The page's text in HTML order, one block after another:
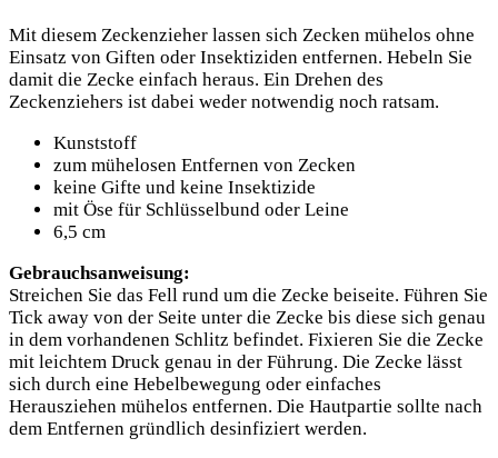
Mit diesem Zeckenzieher lassen sich Zecken mühelos ohne
Einsatz von Giften oder Insektiziden entfernen. Hebeln Sie
damit die Zecke einfach heraus. Ein Drehen des
Zeckenziehers ist dabei weder notwendig noch ratsam.
Kunststoff
zum mühelosen Entfernen von Zecken
keine Gifte und keine Insektizide
mit Öse für Schlüsselbund oder Leine
6,5 cm
Gebrauchsanweisung:
Streichen Sie das Fell rund um die Zecke beiseite. Führen Sie
Tick away von der Seite unter die Zecke bis diese sich genau
in dem vorhandenen Schlitz befindet. Fixieren Sie die Zecke
mit leichtem Druck genau in der Führung. Die Zecke lässt
sich durch eine Hebelbewegung oder einfaches
Herausziehen mühelos entfernen. Die Hautpartie sollte nach
dem Entfernen gründlich desinfiziert werden.